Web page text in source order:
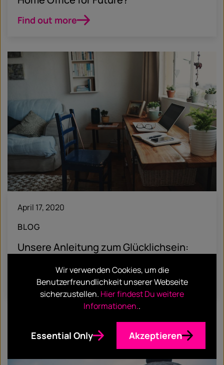
Find out more
April 17, 2020
BLOG
Unsere Anleitung zum Glücklichsein:
Find out more
Wir verwenden Cookies, um die
Benutzerfreundlichkeit unserer Webseite
sicherzustellen. Hier findest Du weitere
Informationen..
Essential Only Akzeptieren